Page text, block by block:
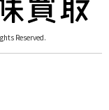
Reserved.